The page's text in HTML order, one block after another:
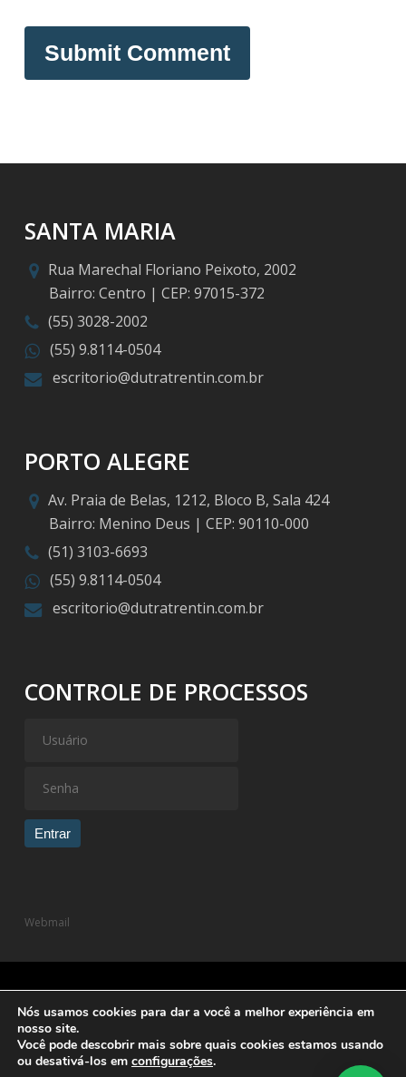
SANTA MARIA
Rua Marechal Floriano Peixoto, 2002
Bairro: Centro | CEP: 97015-372
(55) 3028-2002
(55) 9.8114-0504
escritorio@dutratrentin.com.br
PORTO ALEGRE
Av. Praia de Belas, 1212, Bloco B, Sala 424
Bairro: Menino Deus | CEP: 90110-000
(51) 3103-6693
(55) 9.8114-0504
escritorio@dutratrentin.com.br
CONTROLE DE PROCESSOS
Entrar
Webmail
© 2026 Dutra Trentin Advogados Associados.Política de
Privacidade| Desenvolvido por
Nós usamos cookies para dar a você a melhor experiência em
nosso site.
Você pode descobrir mais sobre quais cookies estamos usando
ou desativá-los em configurações.